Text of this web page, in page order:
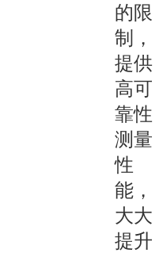
的限
制，
提供
高可
靠性
测量
性
能，
大大
提升